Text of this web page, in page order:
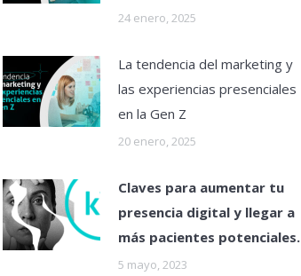
24 enero, 2025
La tendencia del marketing y
las experiencias presenciales
en la Gen Z
20 enero, 2025
Claves para aumentar tu
presencia digital y llegar a
más pacientes potenciales.
5 mayo, 2023